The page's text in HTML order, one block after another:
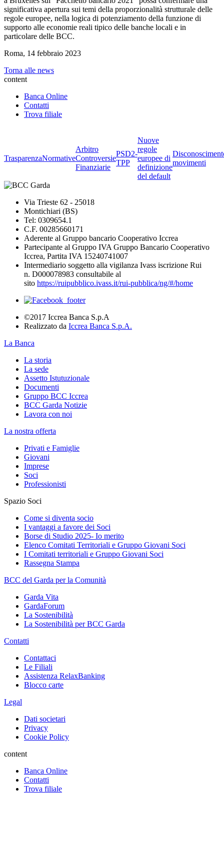
significativa apertura sui temi della proporzionalità strutturale delle
regole europee, nella logica di potenziamento della funzione di
supporto alle economie reali tipico delle banche locali e in
particolare delle BCC.
Roma, 14 febbraio 2023
Torna alle news
content
Banca Online
Contatti
Trova filiale
TrasparenzaNormative
Arbitro
Controversie
Finanziarie
PSD2-
TPP
Nuove
regole
europee di
definizione
del default
movimenti
Via Trieste 62 - 25018
Montichiari (BS)
Tel: 0309654.1
C.F. 00285660171
Aderente al Gruppo bancario Cooperativo Iccrea
Partecipante al Gruppo IVA Gruppo Bancario Cooperativo
Iccrea, Partita IVA 15240741007
Intermediario soggetto alla vigilanza Ivass iscrizione Rui
n. D000078983 consultabile al
sito https://ruipubblico.ivass.it/rui-pubblica/ng/#/home
©2017 Iccrea Banca S.p.A
Realizzato da Iccrea Banca S.p.A.
La Banca
La storia
La sede
Assetto Istutuzionale
Documenti
Gruppo BCC Iccrea
BCC Garda Notizie
Lavora con noi
La nostra offerta
Privati e Famiglie
Giovani
Imprese
Soci
Professionisti
Spazio Soci
Come si diventa socio
I vantaggi a favore dei Soci
Borse di Studio 2025- Io merito
Elenco Comitati Territoriali e Gruppo Giovani Soci
I Comitati territoriali e Gruppo Giovani Soci
Rassegna Stampa
BCC del Garda per la Comunità
Garda Vita
GardaForum
La Sostenibilità
La Sostenibilità per BCC Garda
Contatti
Contattaci
Le Filiali
Assistenza RelaxBanking
Blocco carte
Legal
Dati societari
Privacy
Cookie Policy
content
Banca Online
Contatti
Trova filiale